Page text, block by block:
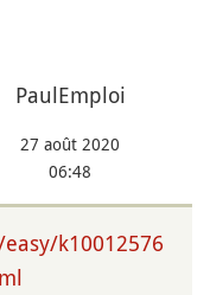
PaulEmploi
27 août 2020
06:48
k10012576